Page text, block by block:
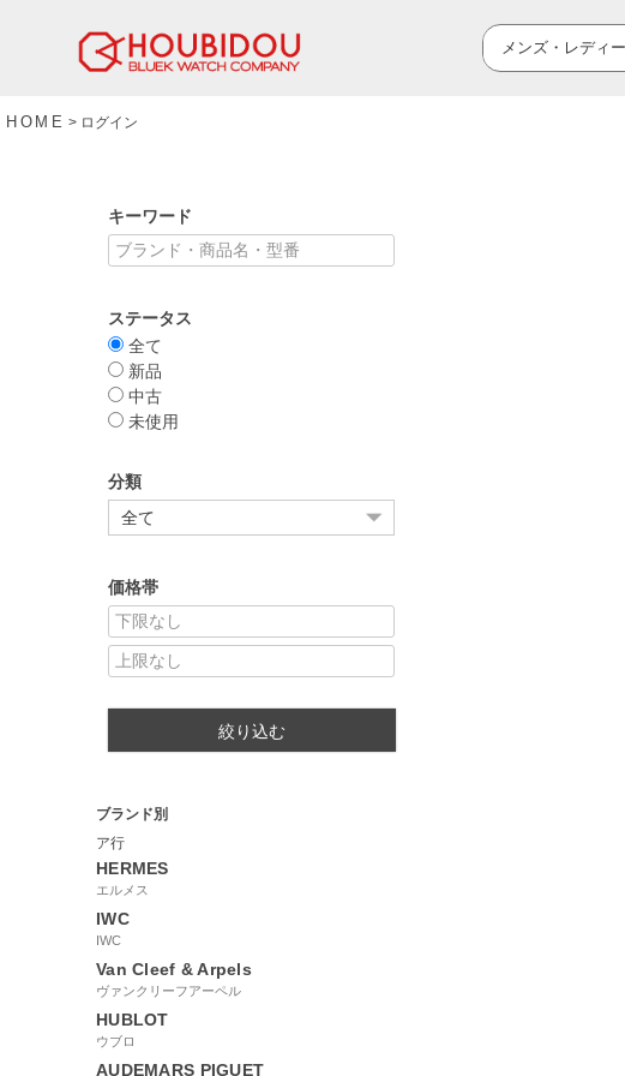
HOME ログイン
キーワード
ステータス
全て
新品
中古
未使用
分類
価格帯
絞り込む
ブランド別
ア行
HERMES
エルメス
IWC
IWC
Van Cleef & Arpels
ヴァンクリーフアーペル
HUBLOT
ウブロ
AUDEMARS PIGUET